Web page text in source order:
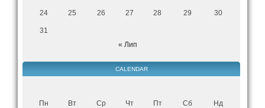
24 25 26 27 28 29 30
31
« Лип
CALENDAR
Пн Вт Ср Чт Пт Сб Нд